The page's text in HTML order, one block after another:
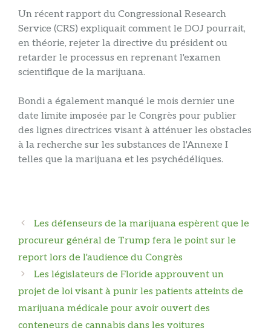
Un récent rapport du Congressional Research
Service (CRS) expliquait comment le DOJ pourrait,
en théorie, rejeter la directive du président ou
retarder le processus en reprenant l'examen
scientifique de la marijuana.
Bondi a également manqué le mois dernier une
date limite imposée par le Congrès pour publier
des lignes directrices visant à atténuer les obstacles
à la recherche sur les substances de l'Annexe I
telles que la marijuana et les psychédéliques.
Navigation
des
articles
Les défenseurs de la marijuana espèrent que le
procureur général de Trump fera le point sur le
report lors de l'audience du Congrès
Les législateurs de Floride approuvent un
projet de loi visant à punir les patients atteints de
marijuana médicale pour avoir ouvert des
conteneurs de cannabis dans les voitures